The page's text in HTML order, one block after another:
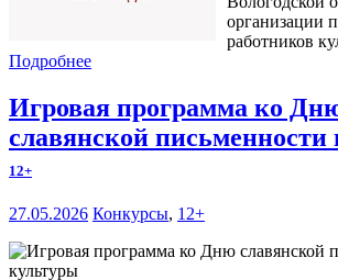
организации
работников
Подробнее
Игровая программа ко
славянской письменности
12+
27.05.2026 Конкурсы, 12+